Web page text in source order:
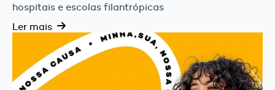
hospitais e escolas filantrópicas
Ler mais